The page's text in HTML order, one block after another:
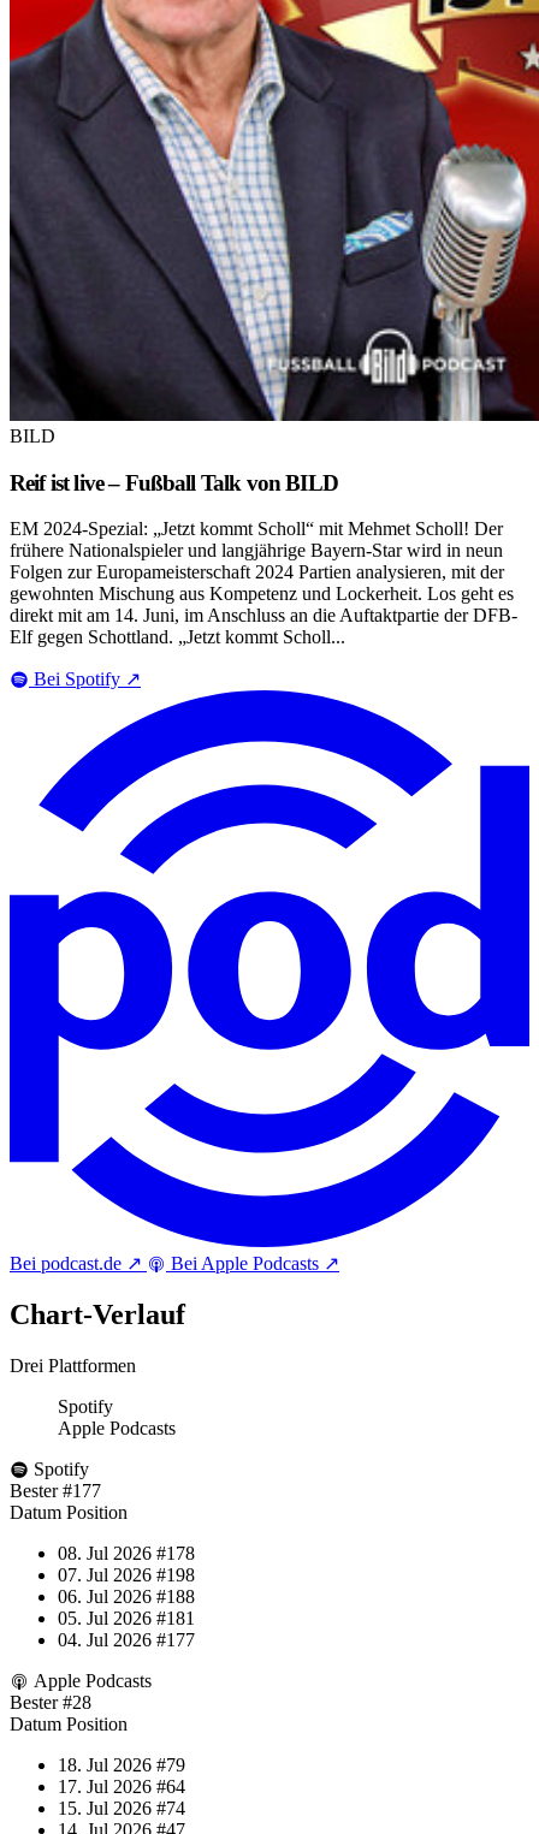
BILD
Reif ist live – Fußball Talk von BILD
EM 2024-Spezial: „Jetzt kommt Scholl“ mit Mehmet Scholl! Der
frühere Nationalspieler und langjährige Bayern-Star wird in neun
Folgen zur Europameisterschaft 2024 Partien analysieren, mit der
gewohnten Mischung aus Kompetenz und Lockerheit. Los geht es
direkt mit am 14. Juni, im Anschluss an die Auftaktpartie der DFB-
Elf gegen Schottland. „Jetzt kommt Scholl...
Bei Spotify ↗
Bei podcast.de ↗ Bei Apple Podcasts ↗
Chart-Verlauf
Drei Plattformen
Spotify
Apple Podcasts
Spotify
Bester #177
Datum Position
08. Jul 2026 #178
07. Jul 2026 #198
06. Jul 2026 #188
05. Jul 2026 #181
04. Jul 2026 #177
Apple Podcasts
Bester #28
Datum Position
18. Jul 2026 #79
17. Jul 2026 #64
15. Jul 2026 #74
14. Jul 2026 #47